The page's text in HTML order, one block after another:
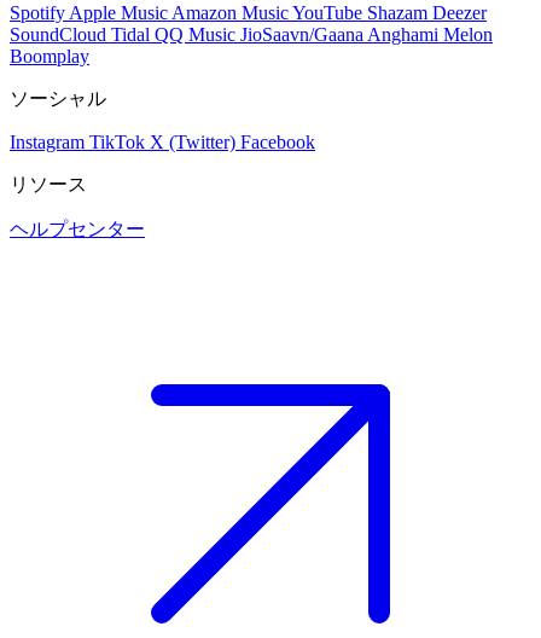
Spotify Apple Music Amazon MusicYouTube Shazam Deezer
SoundCloud Tidal QQ Music JioSaavn/Gaana Anghami Melon
Boomplay
ソーシャル
Instagram TikTok X (Twitter) Facebook
リソース
ヘルプセンター